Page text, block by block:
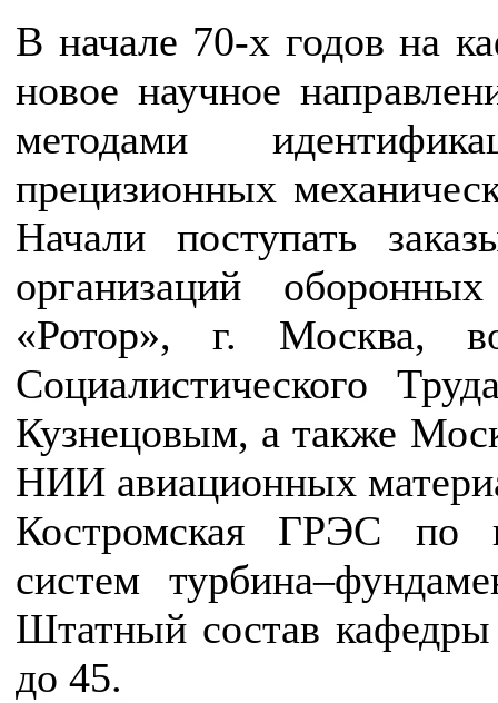
В начале 70-х годов на
новое научное
методами
прецизионных
Начали поступать
организаций
«Ротор», г. Москва,
Социалистического
Кузнецовым, а также
НИИ авиационных
Костромская ГРЭС по
систем
Штатный состав
до 45.